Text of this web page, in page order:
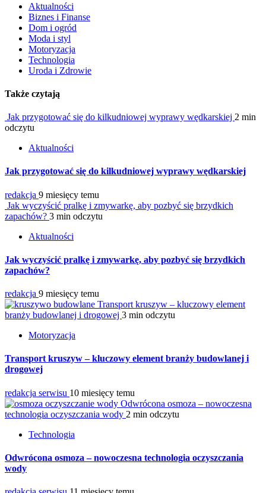
Aktualności
Biznes i Finanse
Dom i ogród
Moda i styl
Motoryzacja
Technologia
Uroda i Zdrowie
Także czytają
Jak przygotować się do kilkudniowej wyprawy wędkarskiej 2 min
odczytu
Aktualności
Jak przygotować się do kilkudniowej wyprawy wędkarskiej
redakcja 9 miesięcy temu
Jak wyczyścić pralkę i zmywarkę, aby pozbyć się brzydkich
zapachów? 3 min odczytu
Aktualności
Jak wyczyścić pralkę i zmywarkę, aby pozbyć się brzydkich
zapachów?
redakcja 9 miesięcy temu
Transport kruszyw – kluczowy element
branży budowlanej i drogowej 3 min odczytu
Motoryzacja
Transport kruszyw – kluczowy element branży budowlanej i
drogowej
redakcja serwisu 10 miesięcy temu
Odwrócona osmoza – nowoczesna
technologia oczyszczania wody 2 min odczytu
Technologia
Odwrócona osmoza – nowoczesna technologia oczyszczania
wody